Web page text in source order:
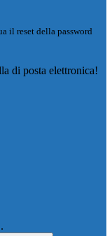
il reset della password
di posta elettronica!